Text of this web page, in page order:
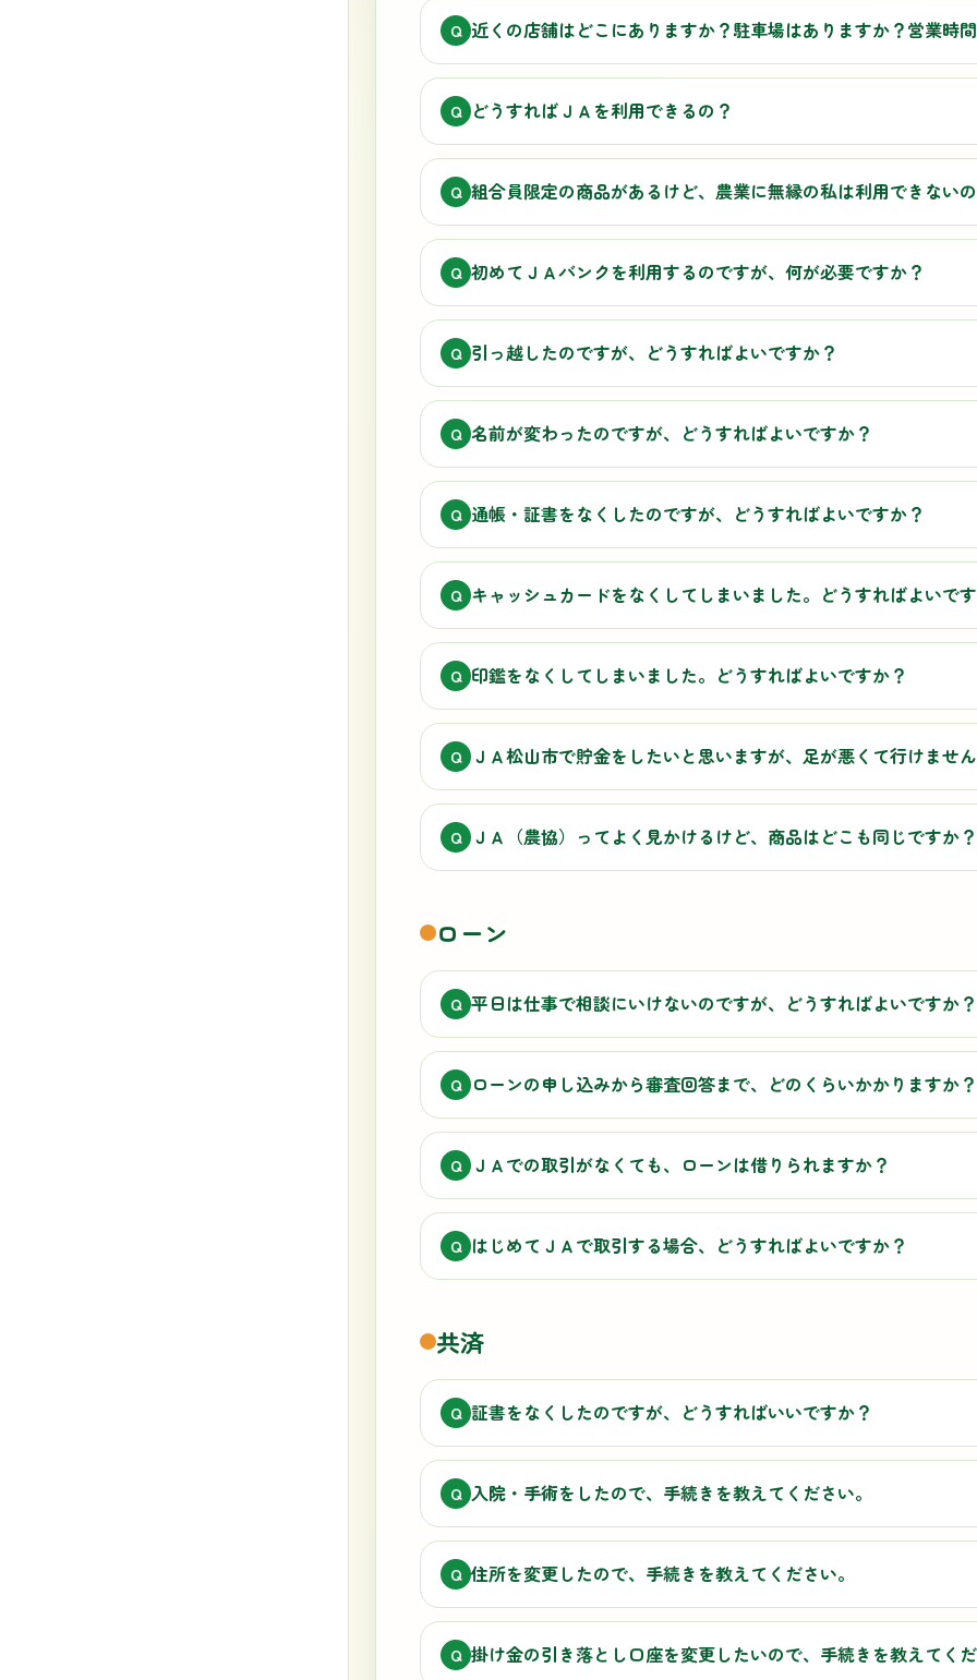
Q 近くの店舗はどこにありますか？駐車場はありますか？営業時
Q どうすればＪＡを利用できるの？
Q 組合員限定の商品があるけど、農業に無縁の私は利用できない
Q 初めてＪＡバンクを利用するのですが、何が必要ですか？
Q 引っ越したのですが、どうすればよいですか？
Q 名前が変わったのですが、どうすればよいですか？
Q 通帳・証書をなくしたのですが、どうすればよいですか？
Q キャッシュカードをなくしてしまいました。どうすればよいで
Q 印鑑をなくしてしまいました。どうすればよいですか？
Q ＪＡ松山市で貯金をしたいと思いますが、足が悪くて行けませ
Q ＪＡ（農協）ってよく見かけるけど、商品はどこも同じですか？
ローン
Q 平日は仕事で相談にいけないのですが、どうすればよいですか？
Q ローンの申し込みから審査回答まで、どのくらいかかりますか？
Q ＪＡでの取引がなくても、ローンは借りられますか？
Q はじめてＪＡで取引する場合、どうすればよいですか？
共済
Q 証書をなくしたのですが、どうすればいいですか？
Q 入院・手術をしたので、手続きを教えてください。
Q 住所を変更したので、手続きを教えてください。
Q 掛け金の引き落とし口座を変更したいので、手続きを教えてく